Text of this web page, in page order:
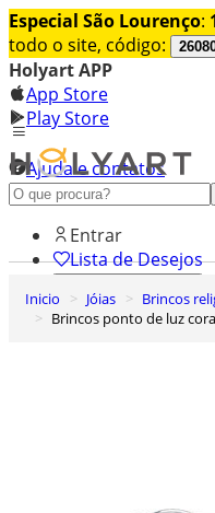
Especial São Lourenço:
todo o site, código:
Holyart APP
App Store
Play Store
Ajuda e contatos
Conheça premium
Entrar
Lista de Desejos
0
Carrinho de Compras
Inicio Jóias
Brincos
Brincos ponto de luz